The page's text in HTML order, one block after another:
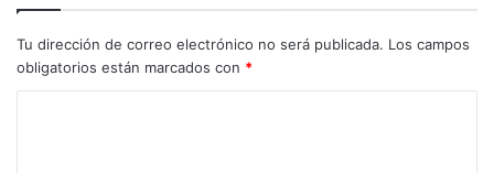
Tu dirección de correo electrónico no será publicada. Los campos
obligatorios están marcados con *